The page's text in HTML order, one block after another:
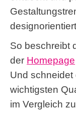
So beschreibt
der Homepage
Und
wichtigsten
im Vergleich